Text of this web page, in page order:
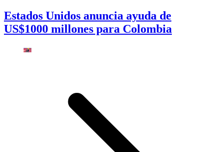
Estados Unidos anuncia ayuda de
US$1000 millones para Colombia